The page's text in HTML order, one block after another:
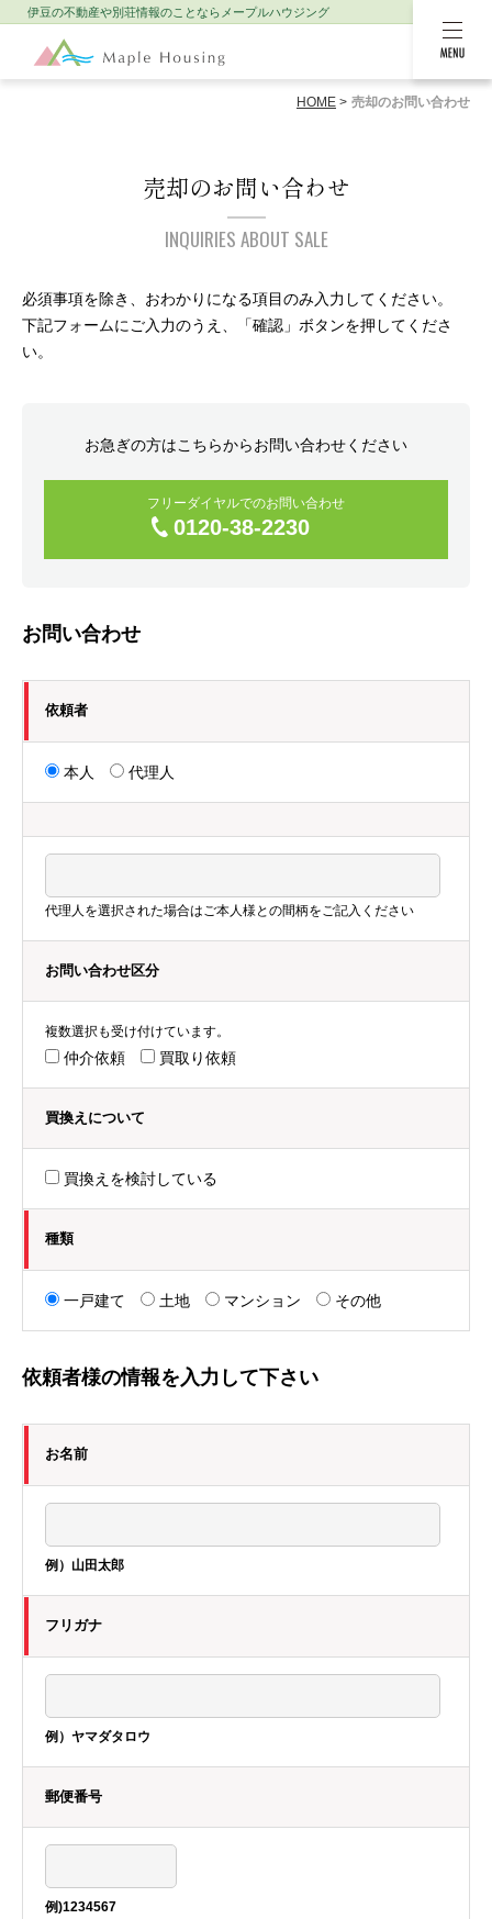
MENU
伊豆の不動産や別荘情報のことなら メープルハウジング
HOME 売却のお問い合わせ
売却のお問い合わせ
INQUIRIES ABOUT SALE
必須事項を除き、おわかりになる項目のみ入力してください。
下記フォームにご入力のうえ、「確認」ボタンを押してくださ
い。
お急ぎの方はこちらからお問い合わせください
フリーダイヤルでのお問い合わせ
0120-38-2230
お問い合わせ
依頼者
本人 代理人
代理人を選択された場合はご本人様との間柄をご記入ください
お問い合わせ区分
複数選択も受け付けています。
仲介依頼 買取り依頼
買換えについて
買換えを検討している
種類
一戸建て 土地 マンション その他
依頼者様の情報を入力して下さい
お名前
例）山田太郎
フリガナ
例）ヤマダタロウ
郵便番号
例)1234567